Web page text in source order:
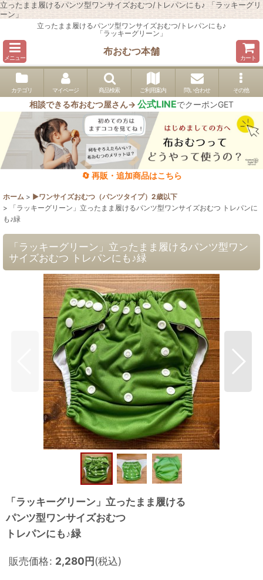
立ったまま履けるパンツ型ワンサイズおむつ/トレパンにも♪ 「ラッキーグリ
ーン」
立ったまま履けるパンツ型ワンサイズおむつ/トレパンにも♪
「ラッキーグリーン」
メニュー
布おむつ本舗
カート
カテゴリ マイページ 商品検索 ご利用案内 問い合わせ その他
相談できる布おむつ屋さん→ 公式LINEでクーポンGET
🔄 再販・追加商品はこちら
ホーム > ▶︎ワンサイズおむつ（パンツタイプ）2歳以下
>
「ラッキーグリーン」立ったまま履けるパンツ型ワンサイズおむつ トレパンに
も♪緑
「ラッキーグリーン」立ったまま履けるパンツ型ワン
サイズおむつ トレパンにも♪緑
「ラッキーグリーン」立ったまま履ける
パンツ型ワンサイズおむつ
トレパンにも♪緑
販売価格: 2,280円(税込)